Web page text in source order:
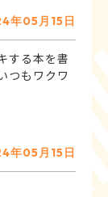
年05月15日
する本を書
つもワクワ
年05月15日